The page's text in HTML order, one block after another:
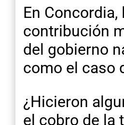
En
contribución
del gobierno
como el caso
¿Hicieron
el cobro de la